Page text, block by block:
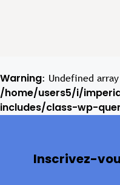
Warning: Undefined
/home/users5/i/
includes/class-wp-
Inscrivez-